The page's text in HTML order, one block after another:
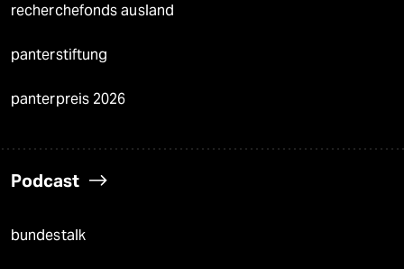
recherchefonds ausland
panterstiftung
panterpreis 2026
Podcast
bundestalk